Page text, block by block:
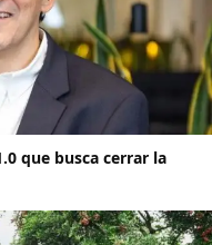
que busca cerrar la